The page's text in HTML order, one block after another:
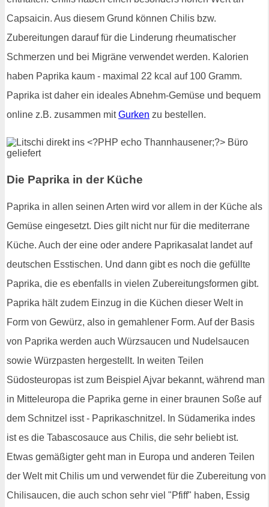
Capsaicin. Aus diesem Grund können Chilis bzw.
Zubereitungen darauf für die Linderung rheumatischer
Schmerzen und bei Migräne verwendet werden. Kalorien
haben Paprika kaum - maximal 22 kcal auf 100 Gramm.
Paprika ist daher ein ideales Abnehm-Gemüse und bequem
online z.B. zusammen mitGurken zu bestellen.
Die Paprika in der Küche
Paprika in allen seinen Arten wird vor allem in der Küche als
Gemüse eingesetzt. Dies gilt nicht nur für die mediterrane
Küche. Auch der eine oder andere Paprikasalat landet auf
deutschen Esstischen. Und dann gibt es noch die gefüllte
Paprika, die es ebenfalls in vielen Zubereitungsformen gibt.
Paprika hält zudem Einzug in die Küchen dieser Welt in
Form von Gewürz, also in gemahlener Form. Auf der Basis
von Paprika werden auch Würzsaucen und Nudelsaucen
sowie Würzpasten hergestellt. In weiten Teilen
Südosteuropas ist zum Beispiel Ajvar bekannt, während man
in Mitteleuropa die Paprika gerne in einer braunen Soße auf
dem Schnitzel isst - Paprikaschnitzel. In Südamerika indes
ist es die Tabascosauce aus Chilis, die sehr beliebt ist.
Etwas gemäßigter geht man in Europa und anderen Teilen
der Welt mit Chilis um und verwendet für die Zubereitung von
Chilisaucen, die auch schon sehr viel "Pfiff" haben, Essig